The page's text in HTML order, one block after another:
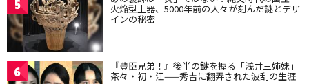
5 火焔型土器、5000年前の人々が刻んだ謎とデザ
インの秘密
6 『豊臣兄弟！』後半の鍵を握る「浅井三姉妹」
茶々・初・江——秀吉に翻弄された波乱の生涯